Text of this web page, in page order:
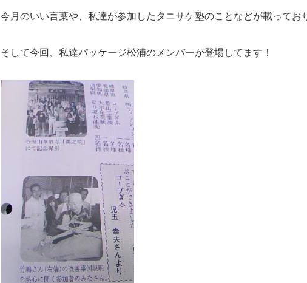
今月のいい言葉や、私達が参加したタニサケ塾のことなどが載ってお
そして今回、私達パッケージ松浦のメンバーが登場してます！